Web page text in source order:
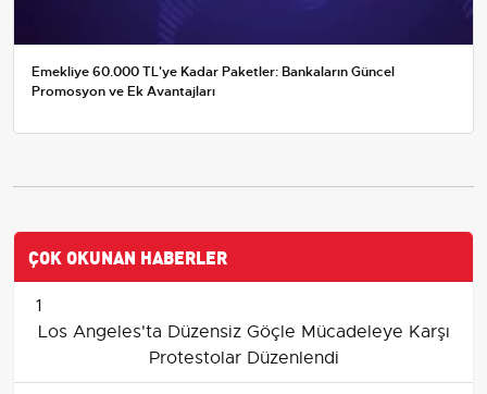
Emekliye 60.000 TL'ye Kadar Paketler: Bankaların Güncel
Promosyon ve Ek Avantajları
ÇOK OKUNAN HABERLER
1
Los Angeles'ta Düzensiz Göçle Mücadeleye Karşı
Protestolar Düzenlendi